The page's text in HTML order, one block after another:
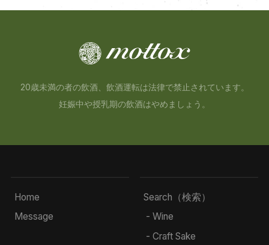
20歳未満の者の飲酒、飲酒運転は法律で禁止されています。
妊娠中や授乳期の飲酒はやめましょう。
Home
Message
Search（検索）
- Wine
- Craft Sake